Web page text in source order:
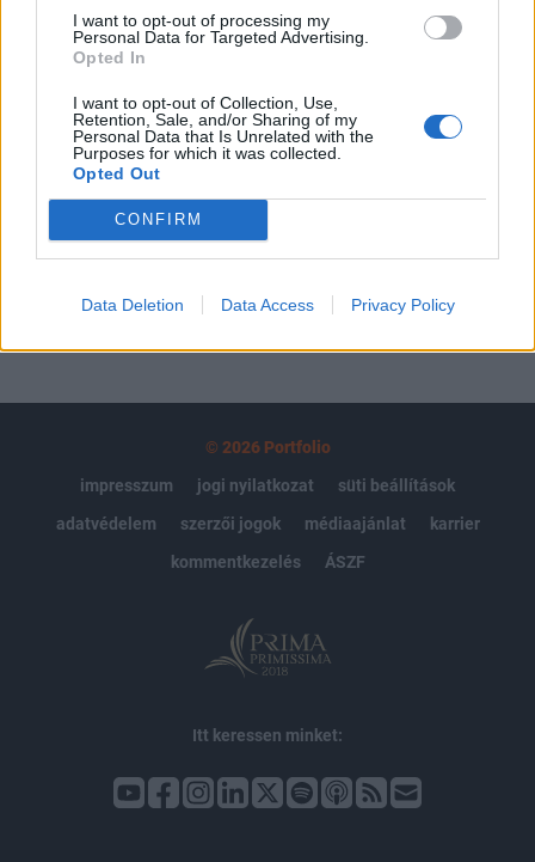
I want to opt-out of processing my
Personal Data for Targeted Advertising.
Opted In
I want to opt-out of Collection, Use,
Retention, Sale, and/or Sharing of my
Personal Data that Is Unrelated with the
Purposes for which it was collected.
Opted Out
CONFIRM
Data Deletion Data Access Privacy Policy
Az előfizetés a következőket tartalmazza:
Portfolio.hu teljes cikkarchívum
kötéslistái
MÁR ELŐFIZETŐNK VAGY?BEJELENTKEZÉS
© 2026 Portfolio
impresszum
jogi nyilatkozat
süti beállítások
adatvédelem
szerzői jogok médiaajánlat
karrier
kommentkezelés
ÁSZF
Itt keressen minket: